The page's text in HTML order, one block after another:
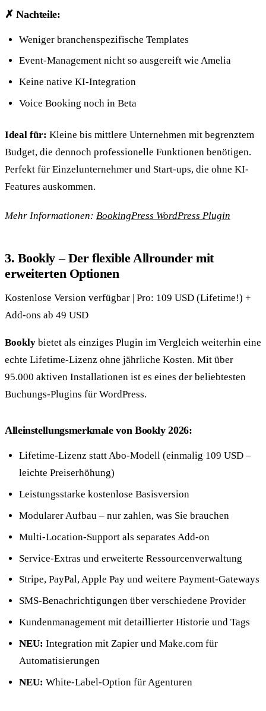
✗ Nachteile:
Weniger branchenspezifische Templates
Event-Management nicht so ausgereift wie Amelia
Keine native KI-Integration
Voice Booking noch in Beta
Ideal für: Kleine bis mittlere Unternehmen mit begrenztem
Budget, die dennoch professionelle Funktionen benötigen.
Perfekt für Einzelunternehmer und Start-ups, die ohne KI-
Features auskommen.
Mehr Informationen: BookingPress WordPress Plugin
3. Bookly – Der flexible Allrounder mit
erweiterten Optionen
Kostenlose Version verfügbar | Pro: 109 USD (Lifetime!) +
Add-ons ab 49 USD
Bookly bietet als einziges Plugin im Vergleich weiterhin eine
echte Lifetime-Lizenz ohne jährliche Kosten. Mit über
95.000 aktiven Installationen ist es eines der beliebtesten
Buchungs-Plugins für WordPress.
Alleinstellungsmerkmale von Bookly 2026:
Lifetime-Lizenz statt Abo-Modell (einmalig 109 USD –
leichte Preiserhöhung)
Leistungsstarke kostenlose Basisversion
Modularer Aufbau – nur zahlen, was Sie brauchen
Multi-Location-Support als separates Add-on
Service-Extras und erweiterte Ressourcenverwaltung
Stripe, PayPal, Apple Pay und weitere Payment-Gateways
SMS-Benachrichtigungen über verschiedene Provider
Kundenmanagement mit detaillierter Historie und Tags
NEU: Integration mit Zapier und Make.com für
Automatisierungen
NEU: White-Label-Option für Agenturen